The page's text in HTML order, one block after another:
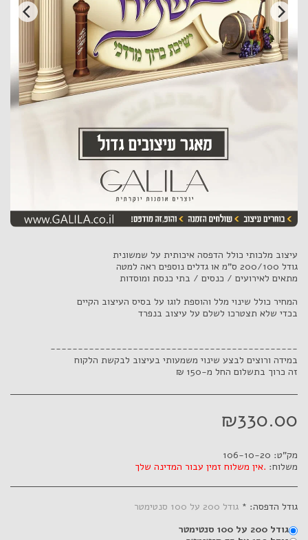
זה כרוך בתשלום החל מ-150 ₪
₪330.00
מק"ט: 106-10-20
משלוח: אין משלוח זמין עבור המדינה שלך.
גודל הדפסה: * גודל 200 על 100 סנטימטר
גודל 200 על 100 סנטימטר